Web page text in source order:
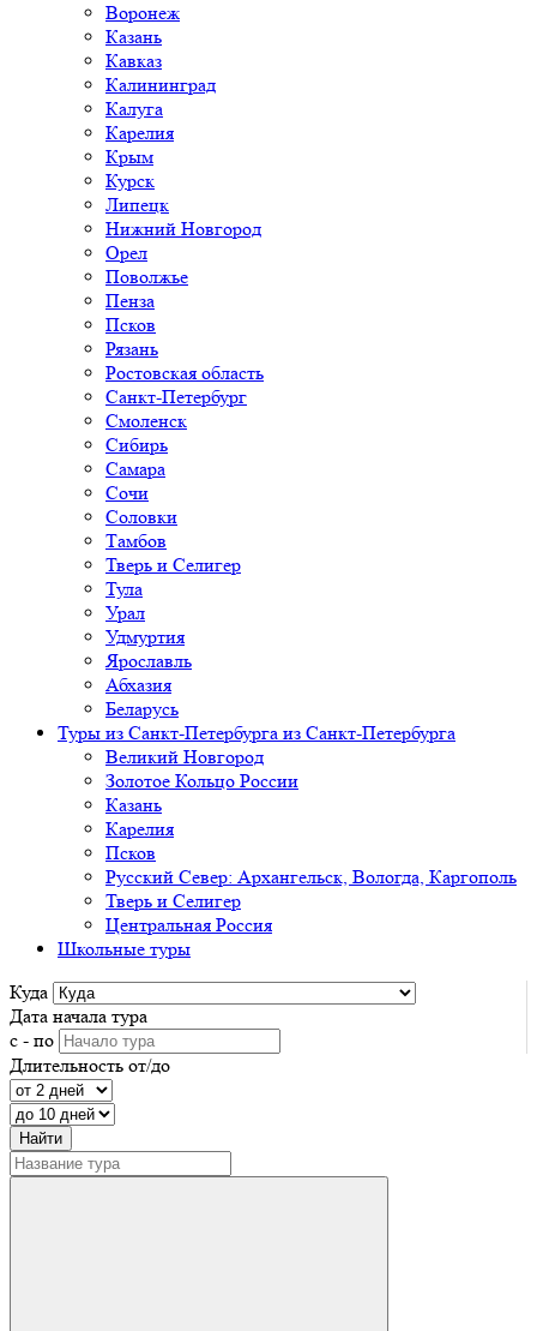
Воронеж
Казань
Кавказ
Калининград
Калуга
Карелия
Крым
Курск
Липецк
Нижний Новгород
Орел
Поволжье
Пенза
Псков
Рязань
Ростовская область
Санкт-Петербург
Смоленск
Сибирь
Самара
Сочи
Соловки
Тамбов
Тверь и Селигер
Тула
Урал
Удмуртия
Ярославль
Абхазия
Беларусь
Туры из Санкт-Петербурга из Санкт-Петербурга
Великий Новгород
Золотое Кольцо России
Казань
Карелия
Псков
Русский Север: Архангельск, Вологда, Каргополь
Тверь и Селигер
Центральная Россия
Школьные туры
Куда
Дата начала тура
с - по
Длительность от/до